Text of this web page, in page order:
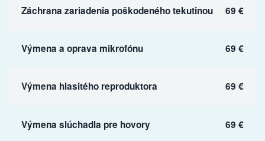
Záchrana zariadenia poškodeného tekutinou 69 €
Výmena a oprava mikrofónu 69 €
Výmena hlasitého reproduktora 69 €
Výmena slúchadla pre hovory 69 €